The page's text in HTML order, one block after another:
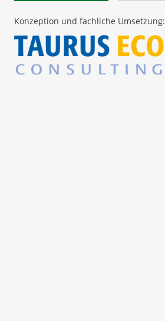
Konzeption und fachliche Umsetzung: